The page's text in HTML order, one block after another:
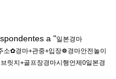
a "일본경마
✿경마+관중+입장☸경마안전놀이
릿지+골프장경마시행언제0일본경